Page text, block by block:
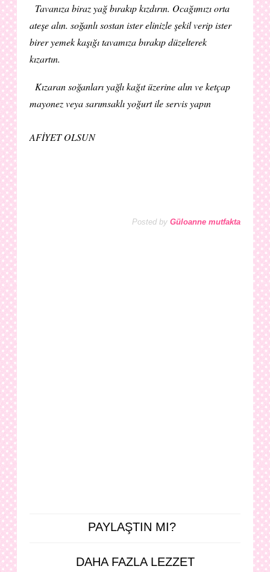
Tavanıza biraz yağ bırakıp kızdırın. Ocağımızı orta
ateşe alın. soğanlı sostan ister elinizle şekil verip ister
birer yemek kaşığı tavamıza bırakıp düzelterek
kızartın.
Kızaran soğanları yağlı kağıt üzerine alın ve ketçap
mayonez veya sarımsaklı yoğurt ile servis yapın
AFİYET OLSUN
Posted by Güloanne mutfakta
PAYLAŞTIN MI?
DAHA FAZLA LEZZET